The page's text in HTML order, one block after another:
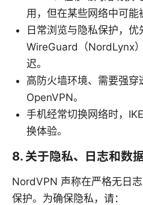
用，但在某些网络中可能
日常浏览与隐私保护，优
WireGuard（NordLynx
迟。
高防火墙环境、需要强穿
OpenVPN。
手机经常切换网络时，
换体验。
8. 关于隐私、日志和数
NordVPN 声称在严格无日
保护。为确保隐私，请：